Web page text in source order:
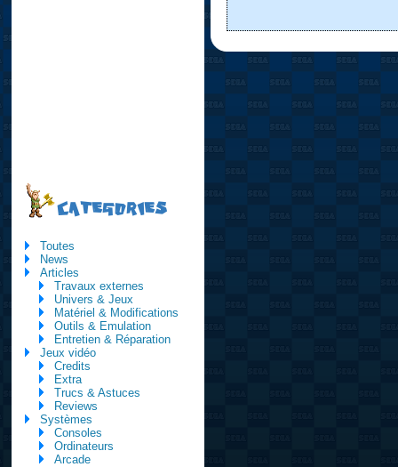
CATEGORIES
Toutes
News
Articles
Travaux externes
Univers & Jeux
Matériel & Modifications
Outils & Emulation
Entretien & Réparation
Jeux vidéo
Credits
Extra
Trucs & Astuces
Reviews
Systèmes
Consoles
Ordinateurs
Arcade